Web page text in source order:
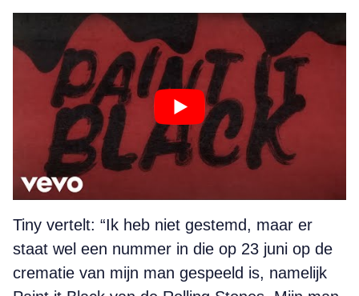
Tiny vertelt: “Ik heb niet gestemd, maar er
staat wel een nummer in die op 23 juni op de
crematie van mijn man gespeeld is, namelijk